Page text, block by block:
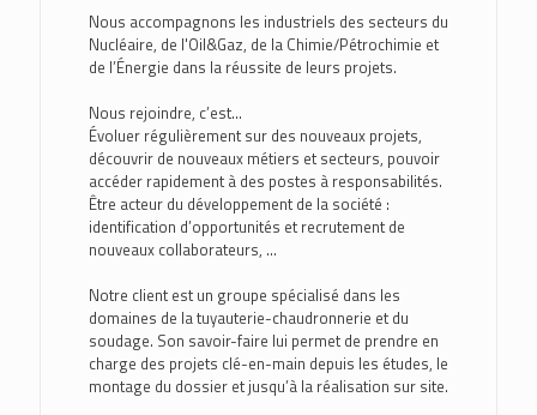
Nous accompagnons les industriels des secteurs du
Nucléaire, de l'Oil&Gaz, de la Chimie/Pétrochimie et
de l’Énergie dans la réussite de leurs projets.
Nous rejoindre, c’est...
Évoluer régulièrement sur des nouveaux projets,
découvrir de nouveaux métiers et secteurs, pouvoir
accéder rapidement à des postes à responsabilités.
Être acteur du développement de la société :
identification d’opportunités et recrutement de
nouveaux collaborateurs, …
Notre client est un groupe spécialisé dans les
domaines de la tuyauterie-chaudronnerie et du
soudage. Son savoir-faire lui permet de prendre en
charge des projets clé-en-main depuis les études, le
montage du dossier et jusqu’à la réalisation sur site.